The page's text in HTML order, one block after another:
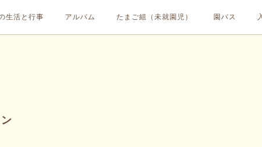
生活と行事 アルバム たまご組（未就園児） 園バス